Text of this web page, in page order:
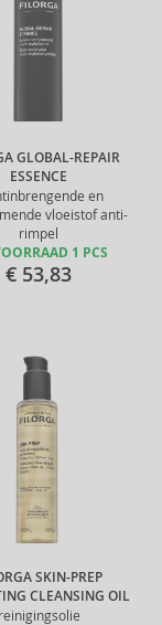
GLOBAL-REPAIR
ESSENCE
en
vloeistof anti-
rimpel
1 PCS
€ 53,83
SKIN-PREP
CLEANSING OIL
reinigingsolie